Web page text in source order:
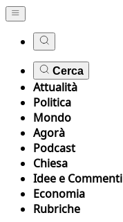
Cerca
Attualità
Politica
Mondo
Agorà
Podcast
Chiesa
Idee e Commenti
Economia
Rubriche